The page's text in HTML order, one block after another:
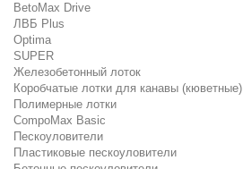
BetoMax Drive
ЛВБ Plus
Optima
SUPER
Железобетонный лоток
Коробчатые лотки для канавы (кюветные)
Полимерные лотки
CompoMax Basic
Пескоуловители
Пластиковые пескоуловители